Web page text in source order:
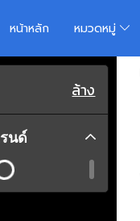
หน้าหลัก หมวดหมู่
ล้าง
นด์